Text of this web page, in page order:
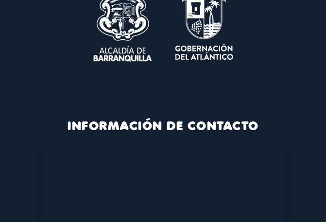
INFORMACIÓN DE CONTACTO